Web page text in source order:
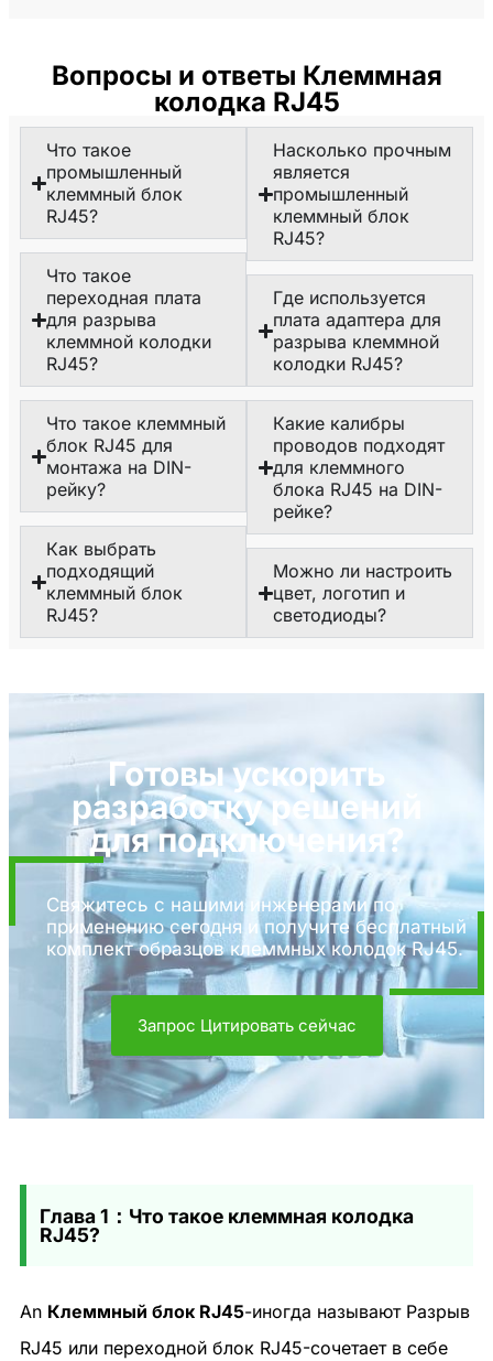
Вопросы и ответы Клеммная
колодка RJ45
Что такое
промышленный
клеммный блок
RJ45?
Что такое
переходная плата
для разрыва
клеммной колодки
RJ45?
Что такое клеммный
блок RJ45 для
монтажа на DIN-
рейку?
Как выбрать
подходящий
клеммный блок
RJ45?
Насколько прочным
является
промышленный
клеммный блок
RJ45?
Где используется
плата адаптера для
разрыва клеммной
колодки RJ45?
Какие калибры
проводов подходят
для клеммного
блока RJ45 на DIN-
рейке?
Можно ли настроить
цвет, логотип и
светодиоды?
Готовы ускорить
разработку решений
для подключения?
Свяжитесь с нашими инженерами по
применению сегодня и получите бесплатный
комплект образцов клеммных колодок RJ45.
Запрос Цитировать сейчас
Глава 1：Что такое клеммная колодка
RJ45?
An Клеммный блок RJ45-иногда называютРазрыв
RJ45 или переходной блок RJ45-сочетает в себе